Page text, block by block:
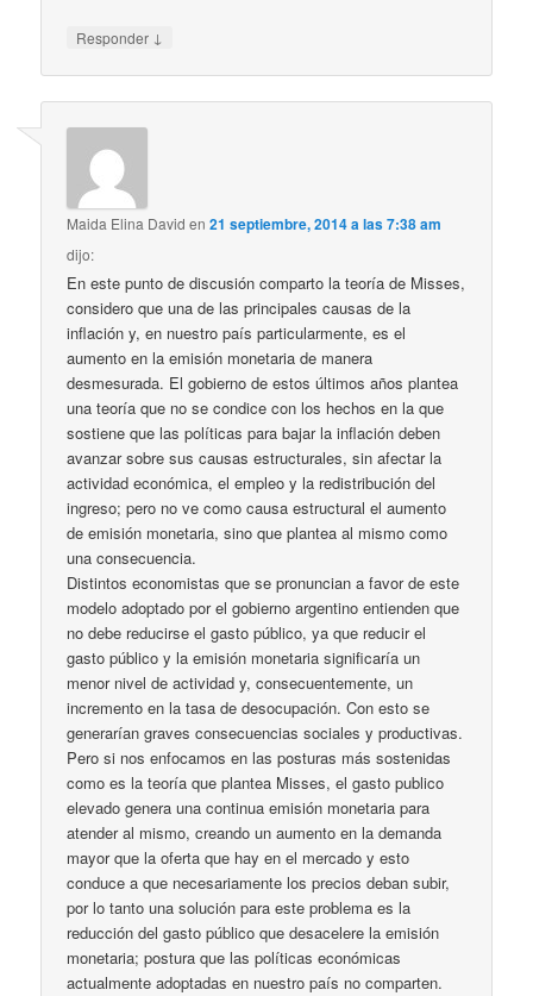
Responder ↓
Maida Elina David en21 septiembre, 2014 a las 7:38 am
dijo:
En este punto de discusión comparto la teoría de Misses,
considero que una de las principales causas de la
inflación y, en nuestro país particularmente, es el
aumento en la emisión monetaria de manera
desmesurada. El gobierno de estos últimos años plantea
una teoría que no se condice con los hechos en la que
sostiene que las políticas para bajar la inflación deben
avanzar sobre sus causas estructurales, sin afectar la
actividad económica, el empleo y la redistribución del
ingreso; pero no ve como causa estructural el aumento
de emisión monetaria, sino que plantea al mismo como
una consecuencia.
Distintos economistas que se pronuncian a favor de este
modelo adoptado por el gobierno argentino entienden que
no debe reducirse el gasto público, ya que reducir el
gasto público y la emisión monetaria significaría un
menor nivel de actividad y, consecuentemente, un
incremento en la tasa de desocupación. Con esto se
generarían graves consecuencias sociales y productivas.
Pero si nos enfocamos en las posturas más sostenidas
como es la teoría que plantea Misses, el gasto publico
elevado genera una continua emisión monetaria para
atender al mismo, creando un aumento en la demanda
mayor que la oferta que hay en el mercado y esto
conduce a que necesariamente los precios deban subir,
por lo tanto una solución para este problema es la
reducción del gasto público que desacelere la emisión
monetaria; postura que las políticas económicas
actualmente adoptadas en nuestro país no comparten.